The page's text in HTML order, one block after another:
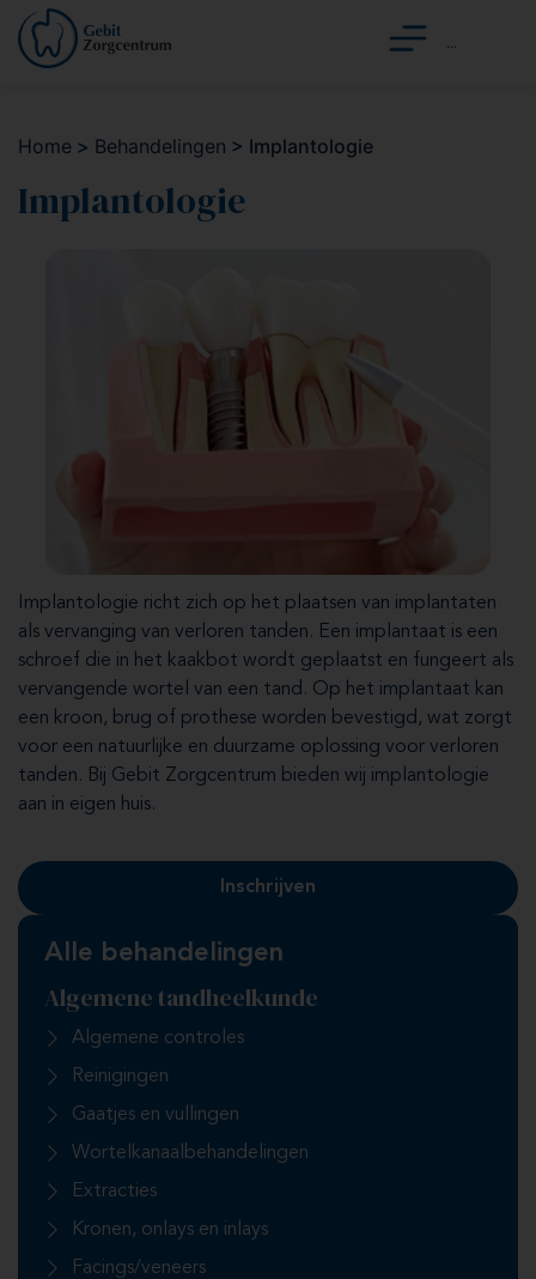
Home > Behandelingen > Implantologie
Implantologie
Implantologie richt zich op het plaatsen van implantaten
als vervanging van verloren tanden. Een implantaat is een
schroef die in het kaakbot wordt geplaatst en fungeert als
vervangende wortel van een tand. Op het implantaat kan
een kroon, brug of prothese worden bevestigd, wat zorgt
voor een natuurlijke en duurzame oplossing voor verloren
tanden. Bij Gebit Zorgcentrum bieden wij implantologie
aan in eigen huis.
Inschrijven
Alle behandelingen
Algemene tandheelkunde
Algemene controles
Reinigingen
Gaatjes en vullingen
Wortelkanaalbehandelingen
Extracties
Kronen, onlays en inlays
Facings/veneers